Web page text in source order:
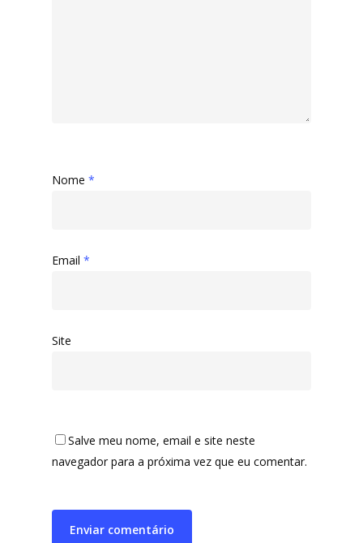
Nome *
Email *
Site
Salve meu nome, email e site neste
navegador para a próxima vez que eu comentar.